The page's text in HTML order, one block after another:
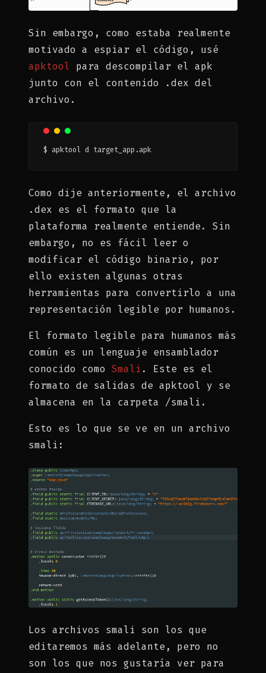
Sin embargo, como estaba realmente
motivado a espiar el código, usé
apktool para descompilar el apk
junto con el contenido .dex del
archivo.
$ apktool d target_app.apk
Como dije anteriormente, el archivo
.dex es el formato que la
plataforma realmente entiende. Sin
embargo, no es fácil leer o
modificar el código binario, por
ello existen algunas otras
herramientas para convertirlo a una
representación legible por humanos.
El formato legible para humanos más
común es un lenguaje ensamblador
conocido como Smali . Este es el
formato de salidas de apktool y se
almacena en la carpeta /smali.
Esto es lo que se ve en un archivo
smali:
Los archivos smali son los que
editaremos más adelante, pero no
son los que nos gustaría ver para